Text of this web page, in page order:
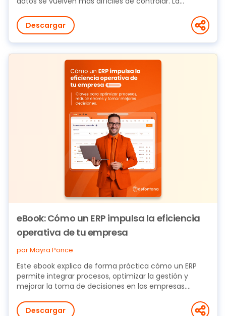
Descargar
eBook: Cómo un ERP impulsa la eficiencia
operativa de tu empresa
por Mayra Ponce
Este ebook explica de forma práctica cómo un ERP
permite integrar procesos, optimizar la gestión y
mejorar la toma de decisiones en las empresas....
Descargar